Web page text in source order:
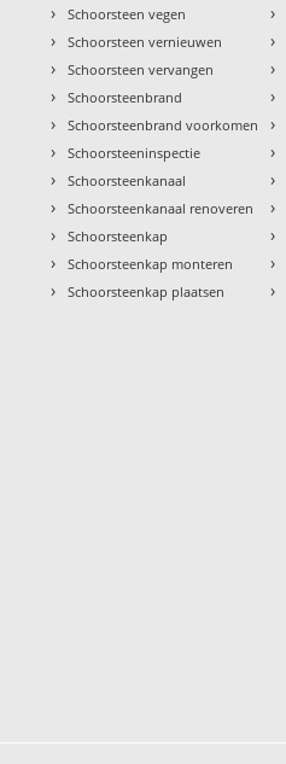
› Schoorsteen vegen
› Schoorsteen vernieuwen
› Schoorsteen vervangen
› Schoorsteenbrand
› Schoorsteenbrand voorkomen
› Schoorsteeninspectie
› Schoorsteenkanaal
› Schoorsteenkanaal renoveren
› Schoorsteenkap
› Schoorsteenkap monteren
› Schoorsteenkap plaatsen
›
›
›
›
›
›
›
›
›
›
›